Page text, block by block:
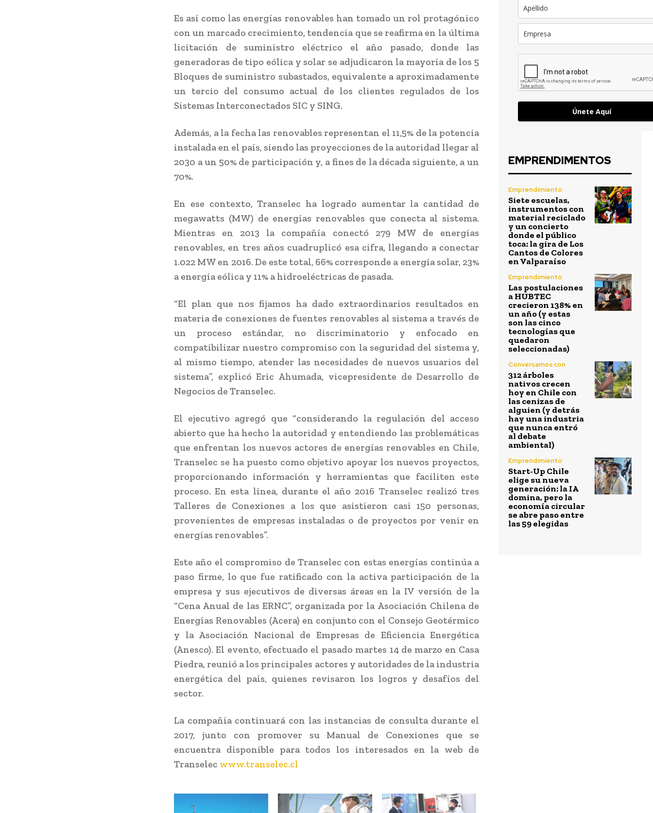
Es así como las energías renovables han tomado un rol protagónico
con un marcado crecimiento, tendencia que se reafirma en la última
licitación de suministro eléctrico el año pasado, donde las
generadoras de tipo eólica y solar se adjudicaron la mayoría de los 5
Bloques de suministro subastados, equivalente a aproximadamente
un tercio del consumo actual de los clientes regulados de los
Sistemas Interconectados SIC y SING.
Además, a la fecha las renovables representan el 11,5% de la potencia
instalada en el país, siendo las proyecciones de la autoridad llegar al
2030 a un 50% de participación y, a fines de la década siguiente, a un
70%.
En ese contexto, Transelec ha logrado aumentar la cantidad de
megawatts (MW) de energías renovables que conecta al sistema.
Mientras en 2013 la compañía conectó 279 MW de energías
renovables, en tres años cuadruplicó esa cifra, llegando a conectar
1.022 MW en 2016. De este total, 66% corresponde a energía solar, 23%
a energía eólica y 11% a hidroeléctricas de pasada.
“El plan que nos fijamos ha dado extraordinarios resultados en
materia de conexiones de fuentes renovables al sistema a través de
un proceso estándar, no discriminatorio y enfocado en
compatibilizar nuestro compromiso con la seguridad del sistema y,
al mismo tiempo, atender las necesidades de nuevos usuarios del
sistema”, explicó Eric Ahumada, vicepresidente de Desarrollo de
Negocios de Transelec.
El ejecutivo agregó que “considerando la regulación del acceso
abierto que ha hecho la autoridad y entendiendo las problemáticas
que enfrentan los nuevos actores de energías renovables en Chile,
Transelec se ha puesto como objetivo apoyar los nuevos proyectos,
proporcionando información y herramientas que faciliten este
proceso. En esta línea, durante el año 2016 Transelec realizó tres
Talleres de Conexiones a los que asistieron casi 150 personas,
provenientes de empresas instaladas o de proyectos por venir en
energías renovables”.
Este año el compromiso de Transelec con estas energías continúa a
paso firme, lo que fue ratificado con la activa participación de la
empresa y sus ejecutivos de diversas áreas en la IV versión de la
“Cena Anual de las ERNC”, organizada por la Asociación Chilena de
Energías Renovables (Acera) en conjunto con el Consejo Geotérmico
y la Asociación Nacional de Empresas de Eficiencia Energética
(Anesco). El evento, efectuado el pasado martes 14 de marzo en Casa
Piedra, reunió a los principales actores y autoridades de la industria
energética del país, quienes revisaron los logros y desafíos del
sector.
La compañía continuará con las instancias de consulta durante el
2017, junto con promover su Manual de Conexiones que se
encuentra disponible para todos los interesados en la web de
Transelec www.transelec.cl
Únete Aquí
EMPRENDIMENTOS
Emprendimiento
Siete escuelas,
instrumentos con
material reciclado
y un concierto
donde el público
toca: la gira de Los
Cantos de Colores
en Valparaíso
Emprendimiento
Las postulaciones
a HUBTEC
crecieron 138% en
un año (y estas
son las cinco
tecnologías que
quedaron
seleccionadas)
Conversamos con
312 árboles
nativos crecen
hoy en Chile con
las cenizas de
alguien (y detrás
hay una industria
que nunca entró
al debate
ambiental)
Emprendimiento
Start-Up Chile
elige su nueva
generación: la IA
domina, pero la
economía circular
se abre paso entre
las 59 elegidas